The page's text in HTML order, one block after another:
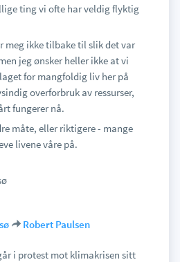
ting vi ofte har veldig flyktig
meg ikke tilbake til slik det var
jeg ønsker heller ikke at vi
for mangfoldig liv her på
overforbruk av ressurser,
fungerer nå.
måte, eller riktigere - mange
livene våre på.
Robert Paulsen
i protest mot klimakrisen sitt